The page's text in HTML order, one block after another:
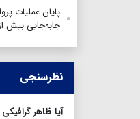
جابه‌جایی بیش از ۳۱ هزار
نظرسنجی
آیا ظاهر